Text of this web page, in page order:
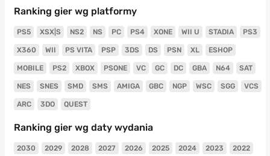
Ranking gier wg platformy
PS5 XSX|S NS2 NS PC PS4 XONE WII U STADIA PS3
X360 WII PS VITA PSP 3DS DS PSN XL ESHOP
MOBILE PS2 XBOX PSONE VC GC DC GBA N64 SAT
NES SNES SMD SMS AMIGA GBC NGP WSC SGG VCS
ARC 3DO QUEST
Ranking gier wg daty wydania
2030 2029 2028 2027 2026 2025 2024 2023 2022